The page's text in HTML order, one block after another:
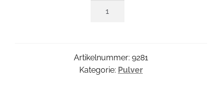
Artikelnummer: 9281
Kategorie: Pulver